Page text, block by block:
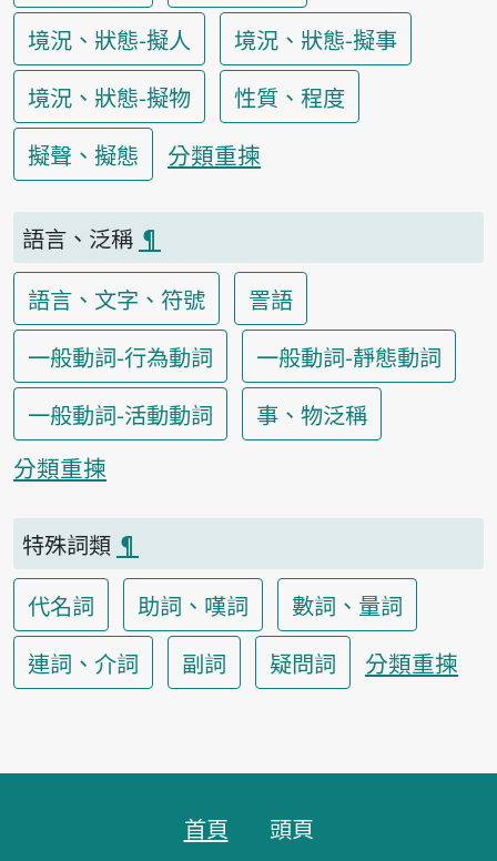
境況、狀態-擬人
境況、狀態-擬事
境況、狀態-擬物
性質、程度
擬聲、擬態
分類重揀
語言、泛稱 ¶
語言、文字、符號
詈語
一般動詞-行為動詞
一般動詞-靜態動詞
一般動詞-活動動詞
事、物泛稱
分類重揀
特殊詞類 ¶
代名詞
助詞、嘆詞
數詞、量詞
連詞、介詞
副詞 疑問詞 分類重揀
首頁 頭頁